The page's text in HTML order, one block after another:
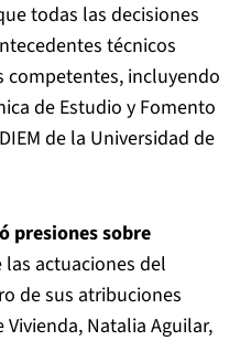
todas las decisiones
técnicos
incluyendo
de Estudio y Fomento
de la Universidad de
presiones sobre
actuaciones del
de sus atribuciones
Natalia Aguilar,